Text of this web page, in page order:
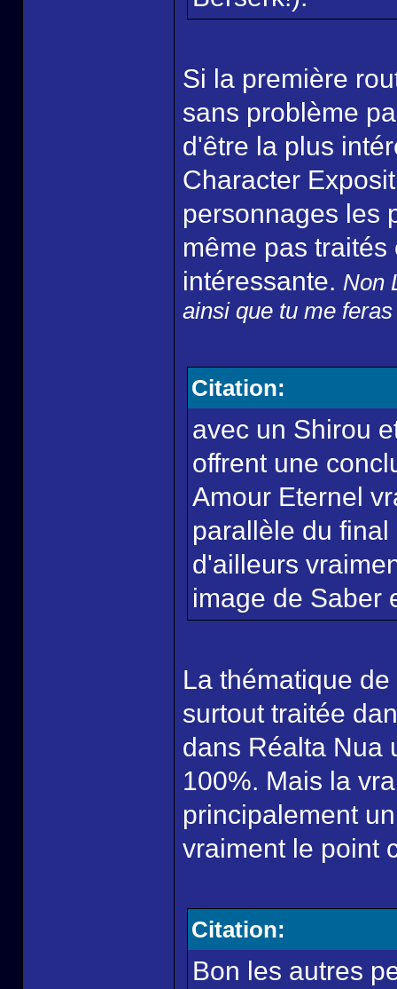
Si la première
sans problème
d'être la plus
Character
personnages les
même pas
intéressante. Non
ainsi que tu me
Citation:
avec un Shirou
offrent une
Amour Eternel
parallèle du
d'ailleurs
image de Saber
La thématique
surtout traitée
dans Réalta Nua
100%. Mais la
principalement
vraiment le point
Citation:
Bon les autres